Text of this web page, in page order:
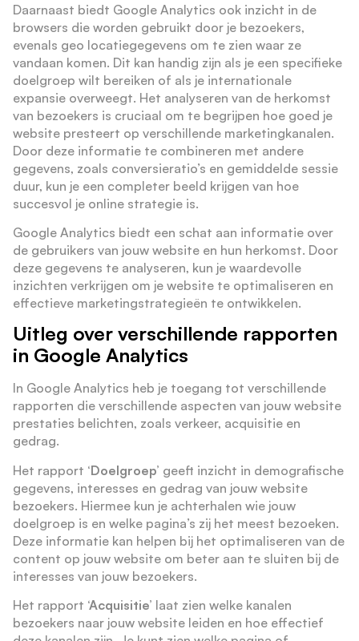
Daarnaast biedt Google Analytics ook inzicht in de
browsers die worden gebruikt door je bezoekers,
evenals geo locatiegegevens om te zien waar ze
vandaan komen. Dit kan handig zijn als je een specifieke
doelgroep wilt bereiken of als je internationale
expansie overweegt. Het analyseren van de herkomst
van bezoekers is cruciaal om te begrijpen hoe goed je
website presteert op verschillende marketingkanalen.
Door deze informatie te combineren met andere
gegevens, zoals conversieratio’s en gemiddelde sessie
duur, kun je een completer beeld krijgen van hoe
succesvol je online strategie is.
Google Analytics biedt een schat aan informatie over
de gebruikers van jouw website en hun herkomst. Door
deze gegevens te analyseren, kun je waardevolle
inzichten verkrijgen om je website te optimaliseren en
effectieve marketingstrategieën te ontwikkelen.
Uitleg over verschillende rapporten
in Google Analytics
In Google Analytics heb je toegang tot verschillende
rapporten die verschillende aspecten van jouw website
prestaties belichten, zoals verkeer, acquisitie en
gedrag.
Het rapport ‘Doelgroep’ geeft inzicht in demografische
gegevens, interesses en gedrag van jouw website
bezoekers. Hiermee kun je achterhalen wie jouw
doelgroep is en welke pagina’s zij het meest bezoeken.
Deze informatie kan helpen bij het optimaliseren van de
content op jouw website om beter aan te sluiten bij de
interesses van jouw bezoekers.
Het rapport ‘Acquisitie’ laat zien welke kanalen
bezoekers naar jouw website leiden en hoe effectief